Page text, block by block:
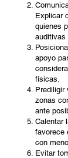
Explicar
quienes
auditivas
apoyo
físicas.
Prediligir
zonas
ante
Calentar
favorece
con
Evitar